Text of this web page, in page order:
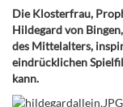
Die Klosterfrau,
Hildegard von
des Mittelalters,
eindrücklichen
kann.